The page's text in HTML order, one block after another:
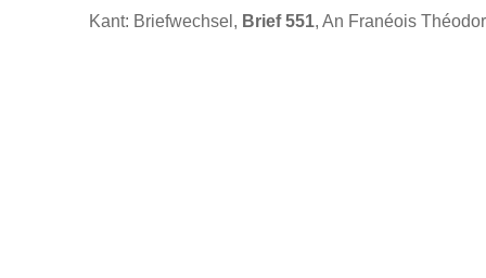
Kant: Briefwechsel, Brief 551, An Franéois